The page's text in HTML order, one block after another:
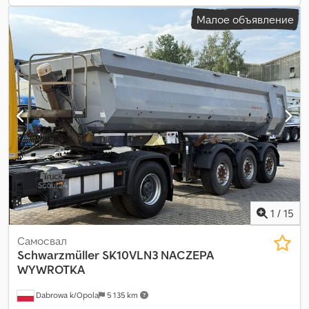
Малое объявление
1 / 15
Dabrowa k/Opola 5 135 km
Самосвал
Schwarzmüller SK10VLN3 NACZEPA
WYWROTKA